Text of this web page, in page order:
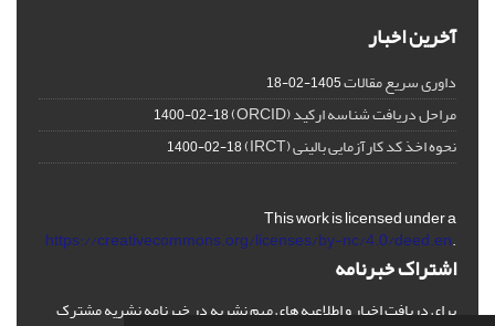
آخرین اخبار
داوری سریع مقالات1405-02-18
مراحل دریافت شناسه ارکید (ORCID) 1400-02-18
نحوه اخذ کد کارآزمایی بالینی (IRCT) 1400-02-18
This work is licensed under a
https://creativecommons.org/licenses/by-nc/4.0/deed.en.
اشتراک خبرنامه
برای دریافت اخبار و اطلاعیه های مهم نشریه در خبرنامه نشریه مشترک